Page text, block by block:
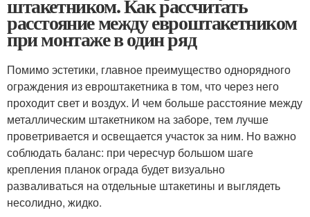
штакетником. Как рассчитать
расстояние между евроштакетником
при монтаже в один ряд
Помимо эстетики, главное преимущество однорядного
ограждения из евроштакетника в том, что через него
проходит свет и воздух. И чем больше расстояние между
металлическим штакетником на заборе, тем лучше
проветривается и освещается участок за ним. Но важно
соблюдать баланс: при чересчур большом шаге
крепления планок ограда будет визуально
разваливаться на отдельные штакетины и выглядеть
несолидно, жидко.